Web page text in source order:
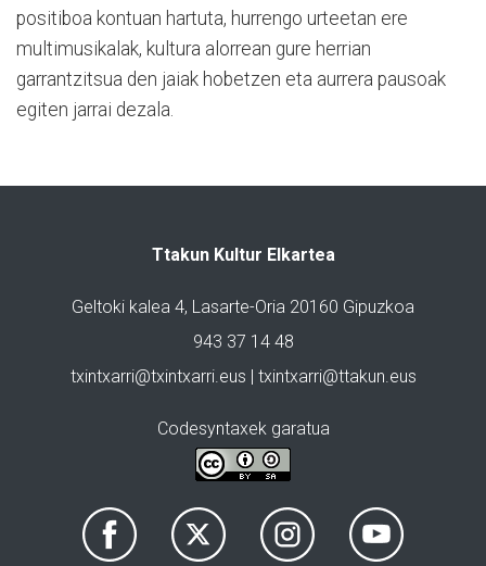
positiboa kontuan hartuta, hurrengo urteetan ere
multimusikalak, kultura alorrean gure herrian
garrantzitsua den jaiak hobetzen eta aurrera pausoak
egiten jarrai dezala.
Ttakun Kultur Elkartea
Geltoki kalea 4, Lasarte-Oria 20160 Gipuzkoa
943 37 14 48
txintxarri@txintxarri.eus | txintxarri@ttakun.eus
Codesyntaxek garatua